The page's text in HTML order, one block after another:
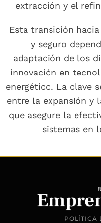
extracción y el
Esta transición
y seguro
adaptación de los
innovación en
energético. La clave
entre la expansión y
que asegure la
sistemas en
POLÍTICA